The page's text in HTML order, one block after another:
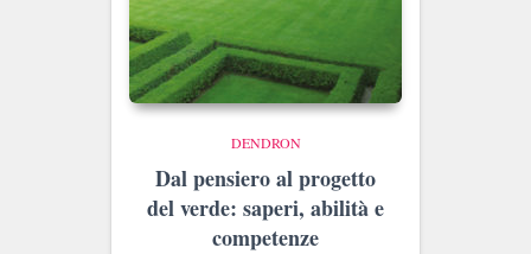
DENDRON
Dal pensiero al progetto
del verde: saperi, abilità e
competenze